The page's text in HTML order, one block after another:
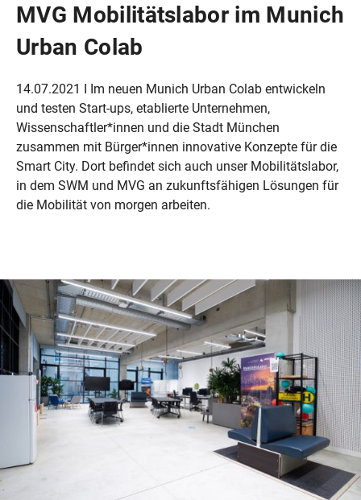
MVG Mobilitätslabor im Munich
Urban Colab
14.07.2021 I Im neuen Munich Urban Colab entwickeln
und testen Start-ups, etablierte Unternehmen,
Wissenschaftler*innen und die Stadt München
zusammen mit Bürger*innen innovative Konzepte für die
Smart City. Dort befindet sich auch unser Mobilitätslabor,
in dem SWM und MVG an zukunftsfähigen Lösungen für
die Mobilität von morgen arbeiten.